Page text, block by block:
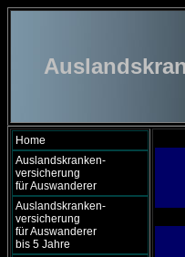
Home
Auslandskranken-
versicherung
für Auswanderer
Auslandskranken-
versicherung
für Auswanderer
bis 5 Jahre